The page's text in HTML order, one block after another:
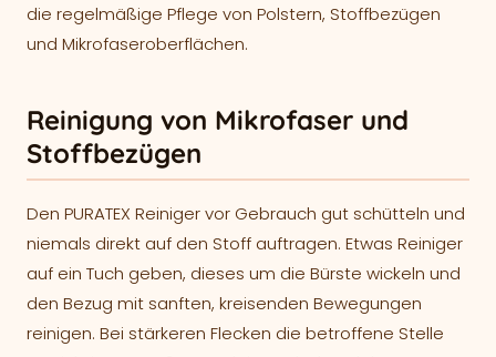
die regelmäßige Pflege von Polstern, Stoffbezügen
und Mikrofaseroberflächen.
Reinigung von Mikrofaser und
Stoffbezügen
Den PURATEX Reiniger vor Gebrauch gut schütteln und
niemals direkt auf den Stoff auftragen. Etwas Reiniger
auf ein Tuch geben, dieses um die Bürste wickeln und
den Bezug mit sanften, kreisenden Bewegungen
reinigen. Bei stärkeren Flecken die betroffene Stelle